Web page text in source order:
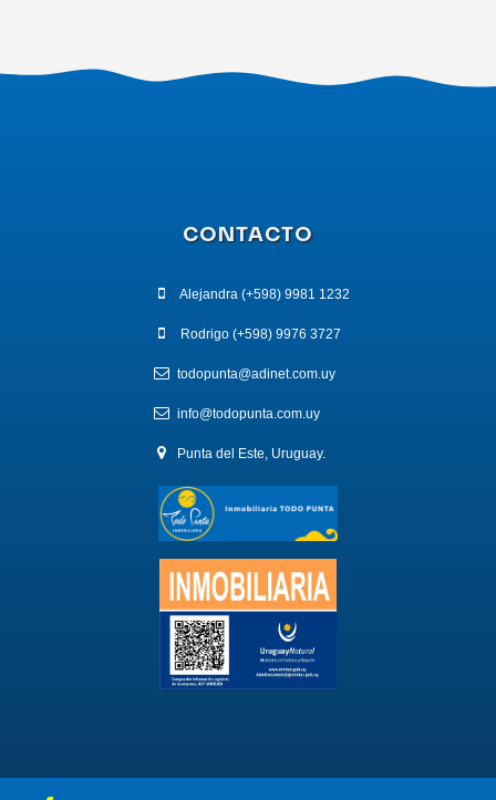
CONTACTO
Alejandra (+598) 9981 1232
Rodrigo (+598) 9976 3727
todopunta@adinet.com.uy
info@todopunta.com.uy
Punta del Este, Uruguay.